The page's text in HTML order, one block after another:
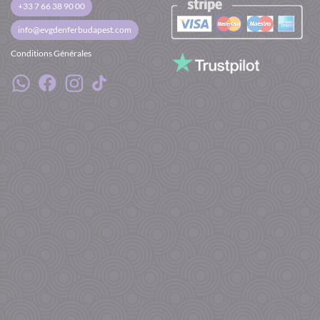
+33 7 66 38 90 00
info@evgdenferbudapest.com
Conditions Générales